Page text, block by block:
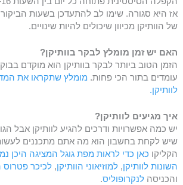
אז היא סגורה. שימו לב להתעדכן בשעות
של הוותיקן מכיוון שיכולים להיות שינויים.
האם יש זמן מומלץ לבקר בוותיקן?
הזמן הטוב ביותר לבקר בוותיקן הוא מוקדם
עומדים בתור הכי פחות. מומלץ שתקראו את
לוותיקן.
איך מגיעים לוותיקן?
יש כמה אפשרויות ודרכים להגיע לוותיקן אבל
שיש לקחת בחשבון הוא מה אתם מתכננים
הקליקו כאן כדי לראות מפת גוגל המציגה היכן
השונות לוותיקן, למוזיאוני הוותיקן, לכיכר פטרוס
והכניסה לנקרופוליס.